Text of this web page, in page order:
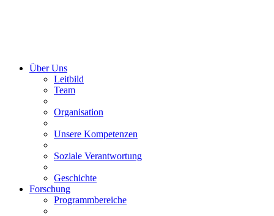
Über Uns
Leitbild
Team
Organisation
Unsere Kompetenzen
Soziale Verantwortung
Geschichte
Forschung
Programmbereiche